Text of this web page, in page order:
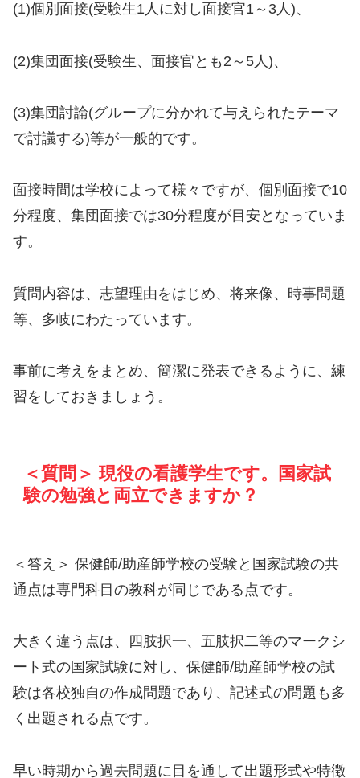
(1)個別面接(受験生1人に対し面接官1～3人)、
(2)集団面接(受験生、面接官とも2～5人)、
(3)集団討論(グループに分かれて与えられたテーマ
で討議する)等が一般的です。
面接時間は学校によって様々ですが、個別面接で10
分程度、集団面接では30分程度が目安となっていま
す。
質問内容は、志望理由をはじめ、将来像、時事問題
等、多岐にわたっています。
事前に考えをまとめ、簡潔に発表できるように、練
習をしておきましょう。
＜質問＞ 現役の看護学生です。国家試
験の勉強と両立できますか？
＜答え＞ 保健師/助産師学校の受験と国家試験の共
通点は専門科目の教科が同じである点です。
大きく違う点は、四肢択一、五肢択二等のマークシ
ート式の国家試験に対し、保健師/助産師学校の試
験は各校独自の作成問題であり、記述式の問題も多
く出題される点です。
早い時期から過去問題に目を通して出題形式や特徴